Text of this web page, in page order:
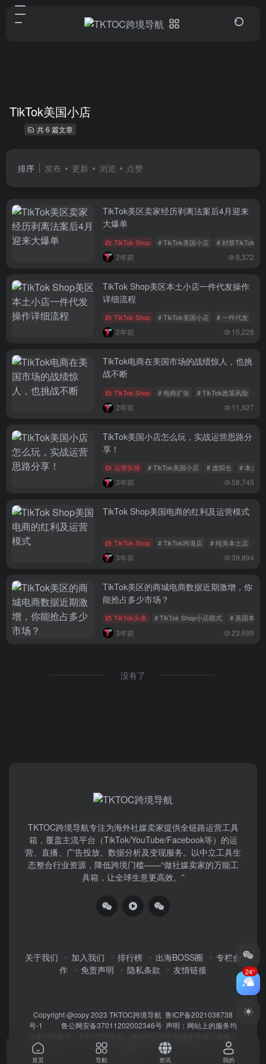
TikTok美国小店
共 6 篇文章
排序 发布 更新 浏览 点赞
TikTok美区卖家经历剥离法案后4月迎来
大爆单
TikTok Shop # TikTok美国小店 # 封禁TikTok
2年前 8,372
TikTok Shop美区本土小店一件代发操作
详细流程
TikTok Shop # TikTok美国小店 # 一件代发
2年前 15,228
TikTok电商在美国市场的战绩惊人，也挑
战不断
TikTok Shop # 电商扩张 # TikTok政策风险
2年前 11,927
TikTok美国小店怎么玩，实战运营思路分
享！
运营实操 # TikTok美国小店 # 虚拟仓 # 本土货
3年前 58,745
TikTok Shop美国电商的红利及运营模式
TikTok Shop # TikTok跨境店 # 纯美本土店
3年前 39,894
TikTok美区的商城电商数据近期激增，你
能抢占多少市场？
TikTok头条 # TikTok Shop小店模式 # 美国本地
3年前 23,699
没有了
TKTOC跨境导航​专注为海外社媒卖家提供全链路运营工具
箱，覆盖主流平台（TikTok/YouTube/Facebook等）​的运
营、直播、广告投放、数据分析及变现服务。以中立工具生
态整合行业资源，降低跨境门槛——“做社媒卖家的万能工
具箱，让全球生意更高效。”
关于我们 加入我们 排行榜 出海BOSS圈
专栏合
作
免责声明 隐私条款 友情链接
Copyright @copy 2023 TKTOC跨境导航 鲁ICP备2021038738
号-1
鲁公网安备37011202002346号 声明：网站上的服务均
24°
首页 导航 资讯 我的